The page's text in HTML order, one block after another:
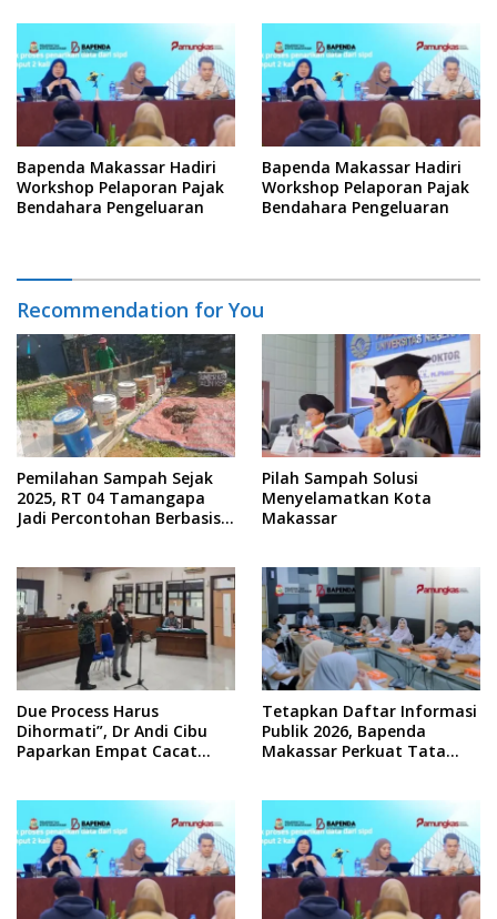
Bapenda Makassar Hadiri
Workshop Pelaporan Pajak
Bendahara Pengeluaran
Bapenda Makassar Hadiri
Workshop Pelaporan Pajak
Bendahara Pengeluaran
Recommendation for You
Pemilahan Sampah Sejak
2025, RT 04 Tamangapa
Jadi Percontohan Berbasis
Pilah Sampah Solusi
Menyelamatkan Kota
Makassar
Due Process Harus
Dihormati”, Dr Andi Cibu
Paparkan Empat Cacat
Tetapkan Daftar Informasi
Publik 2026, Bapenda
Makassar Perkuat Tata